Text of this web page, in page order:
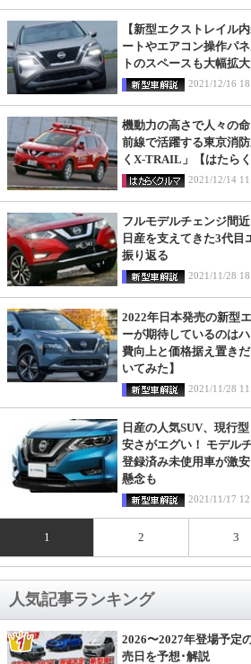
【新型エクストレイル
ートやエアコン操作パ
トのスペースも大幅拡大
2021/12/16
機動力の高さで人々の
前線で活躍する東京消
くX-TRAIL」【はたらく
2021/12/14
フルモデルチェンジ間
日産を支えてきた3代
振り返る
2021/11/28
2022年日本発売の新型
ーが期待しているのは
費向上と価格据え置き
いてみた】
2021/11/28
日産の人気SUV、現行
安さがエグい！ モデル
登録済み未使用車が激
懸念も
2021/11/17
1 2 3
人気記事ランキング
2026〜2027年登場予定
売日を予想･解説